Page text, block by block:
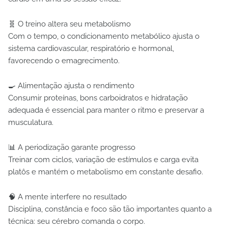
🧬 O treino altera seu metabolismo
Com o tempo, o condicionamento metabólico ajusta o
sistema cardiovascular, respiratório e hormonal,
favorecendo o emagrecimento.
🍳 Alimentação ajusta o rendimento
Consumir proteínas, bons carboidratos e hidratação
adequada é essencial para manter o ritmo e preservar a
musculatura.
📊 A periodização garante progresso
Treinar com ciclos, variação de estímulos e carga evita
platôs e mantém o metabolismo em constante desafio.
🧠 A mente interfere no resultado
Disciplina, constância e foco são tão importantes quanto a
técnica: seu cérebro comanda o corpo.